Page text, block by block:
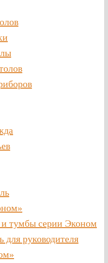
тумбы серии Эконом
для руководителя